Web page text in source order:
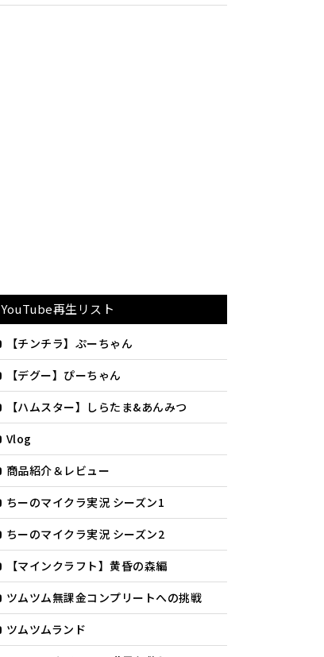
YouTube再生リスト
【チンチラ】ぷーちゃん
【デグー】ぴーちゃん
【ハムスター】しらたま&あんみつ
Vlog
商品紹介＆レビュー
ちーのマイクラ実況 シーズン1
ちーのマイクラ実況 シーズン2
【マインクラフト】黄昏の森編
ツムツム無課金コンプリートへの挑戦
ツムツムランド